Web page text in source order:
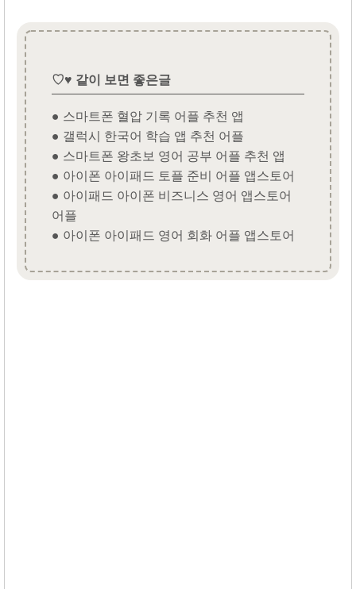
♡♥ 같이 보면 좋은글
● 스마트폰 혈압 기록 어플 추천 앱
● 갤럭시 한국어 학습 앱 추천 어플
● 스마트폰 왕초보 영어 공부 어플 추천 앱
● 아이폰 아이패드 토플 준비 어플 앱스토어
● 아이패드 아이폰 비즈니스 영어 앱스토어
어플
● 아이폰 아이패드 영어 회화 어플 앱스토어